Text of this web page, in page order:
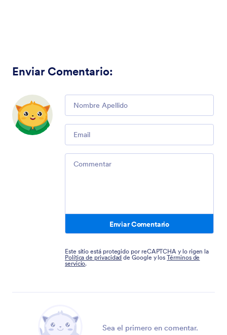
Enviar Comentario:
Enviar Comentario
Este sitio está protegido por reCAPTCHA y lo rigen la
Política de privacidad de Google y losTérminos de
servicio.
Sea el primero en comentar.